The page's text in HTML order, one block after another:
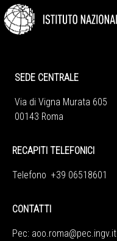
SEDE CENTRALE
Via di Vigna Murata 605
00143 Roma
RECAPITI TELEFONICI
Telefono +39 06518601
CONTATTI
Pec: aoo.roma@pec.ingv.it